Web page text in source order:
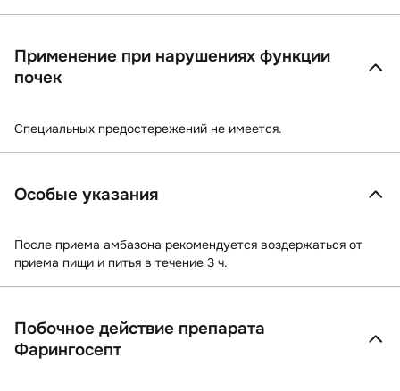
Применение при нарушениях функции
почек
Специальных предостережений не имеется.
Особые указания
После приема амбазона рекомендуется воздержаться от
приема пищи и питья в течение 3 ч.
Побочное действие препарата
Фарингосепт